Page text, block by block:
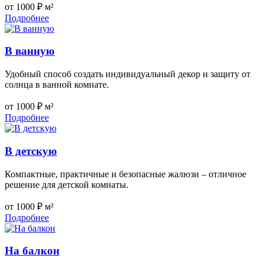
от 1000 ₽ м²
Подробнее
В ванную
Удобный способ создать индивидуальный декор и защиту от
солнца в ванной комнате.
от 1000 ₽ м²
Подробнее
В детскую
Компактные, практичные и безопасные жалюзи – отличное
решение для детской комнаты.
от 1000 ₽ м²
Подробнее
На балкон